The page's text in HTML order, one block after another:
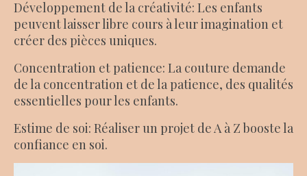
Développement de la créativité: Les enfants
peuvent laisser libre cours à leur imagination et
créer des pièces uniques.
Concentration et patience: La couture demande
de la concentration et de la patience, des qualités
essentielles pour les enfants.
Estime de soi: Réaliser un projet de A à Z booste la
confiance en soi.